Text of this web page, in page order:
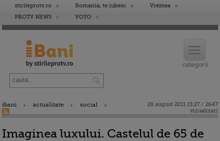
stirileprotv.ro Romania, te iubesc
Vremea
PROTV NEWS
VOYO
ibani actualitate social
28 august 2011 13:27 / 2647
vizualizari
Imaginea luxului. Castelul de 65 de